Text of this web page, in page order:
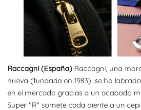
Raccagni (España) Raccagni, una
nueva (fundada en 1983), se ha
en el mercado gracias a un acabado
Super "R" somete cada diente a un